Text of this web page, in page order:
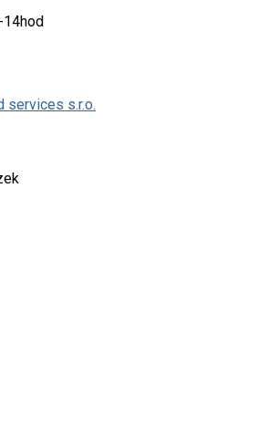
services s.r.o.